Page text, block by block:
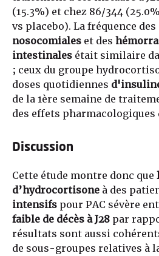
(15.3%) et chez 86/344
vs placebo). La fréquence des
nosocomiales et des
intestinales était similaire
; ceux du groupe
doses quotidiennes
de la 1ère semaine de
des effets pharmacologiques
Discussion
Cette étude montre donc que
d’hydrocortisone à des
intensifs pour PAC sévère
faible de décès à J28 par
résultats sont aussi
de sous-groupes relatives à